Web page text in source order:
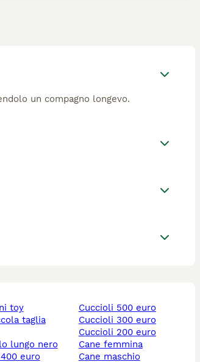
un compagno longevo.
toy
lungo nero
euro
cuccioli 500 euro
cuccioli 300 euro
cuccioli 200 euro
cane femmina
cane maschio